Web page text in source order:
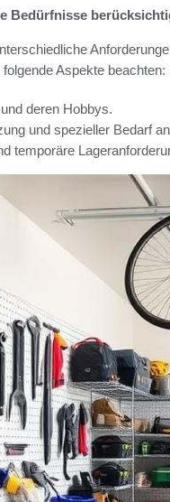
Bedürfnisse
Aspekte beachten:
deren Hobbys.
und spezieller Bedarf
temporäre